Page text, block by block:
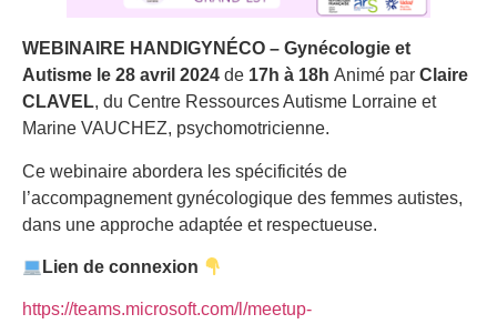
WEBINAIRE HANDIGYNÉCO – Gynécologie et
Autisme le 28 avril 2024 de 17h à 18h Animé par Claire
CLAVEL, du Centre Ressources Autisme Lorraine et
Marine VAUCHEZ, psychomotricienne.
Ce webinaire abordera les spécificités de
l’accompagnement gynécologique des femmes autistes,
dans une approche adaptée et respectueuse.
Lien de connexion
https://teams.microsoft.com/l/meetup-